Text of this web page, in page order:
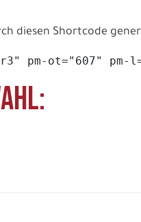
diesen Shortcode
pm-ot="607" pm-